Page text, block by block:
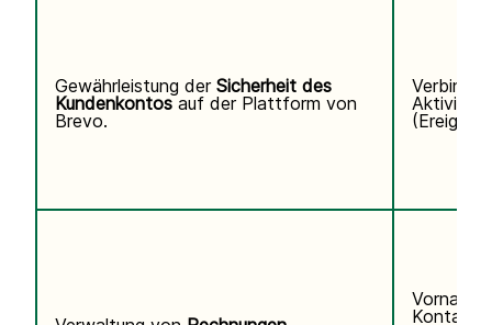
Gewährleistung der Sicherheit des
Kundenkontos auf der Plattform von
Brevo.